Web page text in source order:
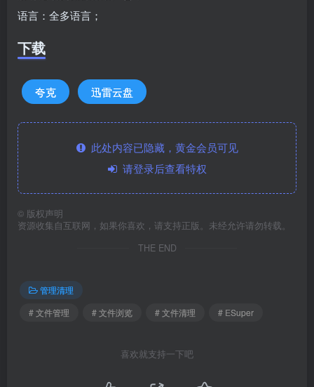
语言：全多语言；
下载
夸克 迅雷云盘
此处内容已隐藏，黄金会员可见
请登录后查看特权
© 版权声明
资源收集自互联网，如果你喜欢，请支持正版。未经允许请勿转载。
THE END
管理清理
# 文件管理
# 文件浏览 # 文件清理 # ESuper
喜欢就支持一下吧